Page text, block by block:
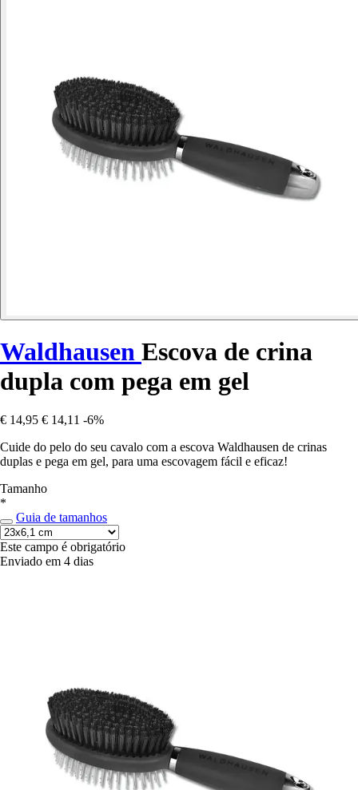
Waldhausen Escova de crina
dupla com pega em gel
€ 14,95 € 14,11 -6%
Cuide do pelo do seu cavalo com a escova Waldhausen de crinas
duplas e pega em gel, para uma escovagem fácil e eficaz!
Tamanho
*
Guia de tamanhos
Este campo é obrigatório
Enviado em 4 dias